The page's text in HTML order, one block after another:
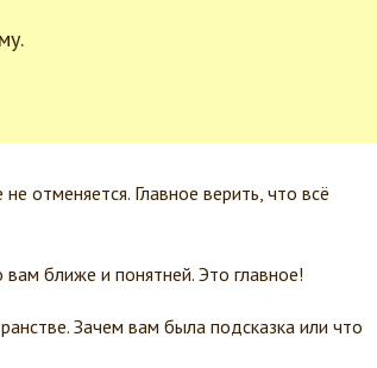
отменяется. Главное верить, что всё
ближе и понятней. Это главное!
Зачем вам была подсказка или что